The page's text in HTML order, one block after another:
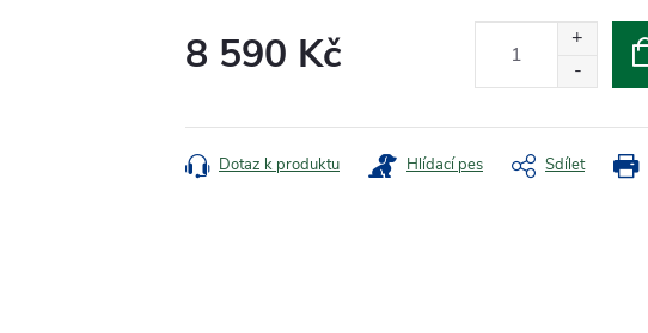
8 590 Kč
Dotaz k produktu Hlídací pes Sdílet